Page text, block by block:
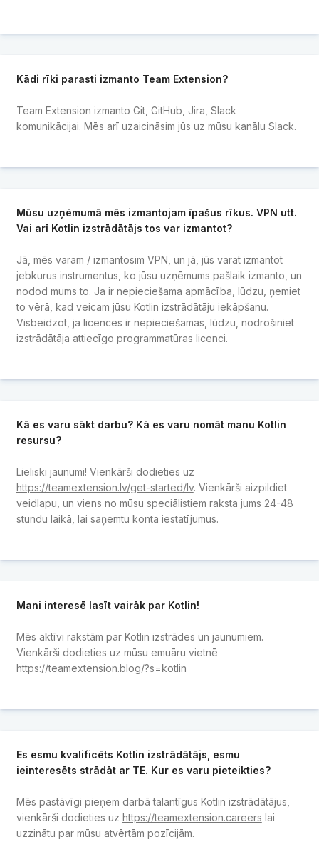
Kādi rīki parasti izmanto Team Extension?
Team Extension izmanto Git, GitHub, Jira, Slack
komunikācijai. Mēs arī uzaicināsim jūs uz mūsu kanālu Slack.
Mūsu uzņēmumā mēs izmantojam īpašus rīkus. VPN utt.
Vai arī Kotlin izstrādātājs tos var izmantot?
Jā, mēs varam / izmantosim VPN, un jā, jūs varat izmantot
jebkurus instrumentus, ko jūsu uzņēmums pašlaik izmanto, un
nodod mums to. Ja ir nepieciešama apmācība, lūdzu, ņemiet
to vērā, kad veicam jūsu Kotlin izstrādātāju iekāpšanu.
Visbeidzot, ja licences ir nepieciešamas, lūdzu, nodrošiniet
izstrādātāja attiecīgo programmatūras licenci.
Kā es varu sākt darbu? Kā es varu nomāt manu Kotlin
resursu?
Lieliski jaunumi! Vienkārši dodieties uz
https://teamextension.lv/get-started/lv. Vienkārši aizpildiet
veidlapu, un viens no mūsu speciālistiem raksta jums 24-48
stundu laikā, lai saņemtu konta iestatījumus.
Mani interesē lasīt vairāk par Kotlin!
Mēs aktīvi rakstām par Kotlin izstrādes un jaunumiem.
Vienkārši dodieties uz mūsu emuāru vietnē
https://teamextension.blog/?s=kotlin
Es esmu kvalificēts Kotlin izstrādātājs, esmu
ieinteresēts strādāt ar TE. Kur es varu pieteikties?
Mēs pastāvīgi pieņem darbā talantīgus Kotlin izstrādātājus,
vienkārši dodieties uz https://teamextension.careers lai
uzzinātu par mūsu atvērtām pozīcijām.